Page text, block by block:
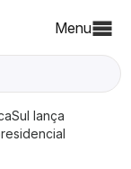
Menu
lança